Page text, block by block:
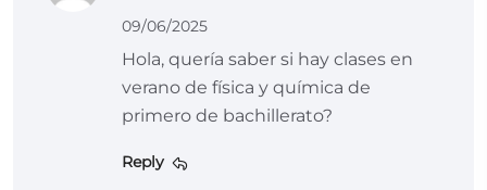
09/06/2025
Hola, quería saber si hay clases en
verano de física y química de
primero de bachillerato?
Reply